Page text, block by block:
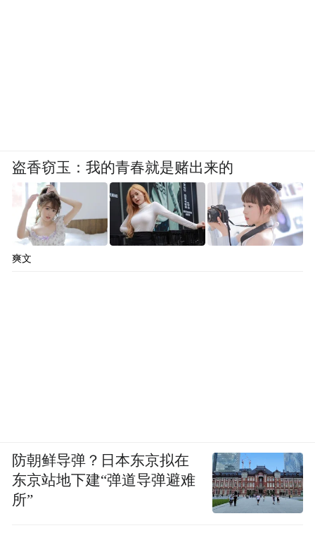
盗香窃玉：我的青春就是赌出来的
爽文
防朝鲜导弹？日本东京拟在
东京站地下建“弹道导弹避难
所”